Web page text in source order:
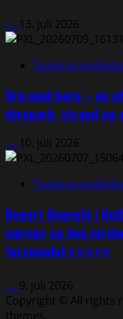
:... 13. juli 2026
Orø med børn – en
dyrepark, strand og
:... 10. juli 2026
Bogart Bogcafé i
nærvær og den
forsvundet⭐⭐⭐⭐⭐
:... 9. juli 2026
Copyright © All rights
themes.